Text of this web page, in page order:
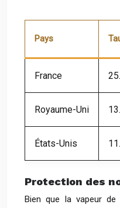
Pays
France
Royaume-Uni
États-Unis
Protection des
Bien que la vapeur